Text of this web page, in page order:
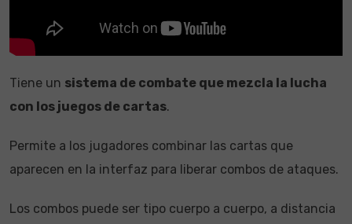
Tiene un sistema de combate que mezcla la lucha
con los juegos de cartas.
Permite a los jugadores combinar las cartas que
aparecen en la interfaz para liberar combos de ataques.
Los combos puede ser tipo cuerpo a cuerpo, a distancia